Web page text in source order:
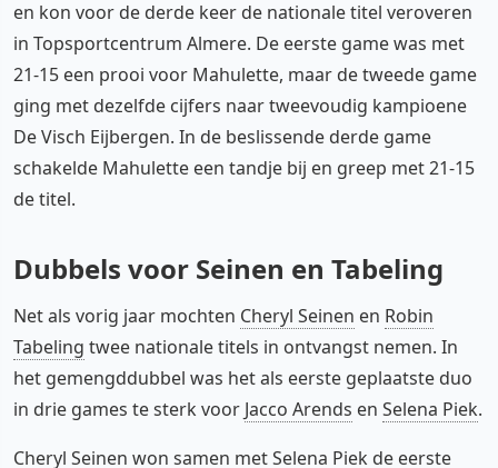
en kon voor de derde keer de nationale titel veroveren
in Topsportcentrum Almere. De eerste game was met
21-15 een prooi voor Mahulette, maar de tweede game
ging met dezelfde cijfers naar tweevoudig kampioene
De Visch Eijbergen. In de beslissende derde game
schakelde Mahulette een tandje bij en greep met 21-15
de titel.
Dubbels voor Seinen en Tabeling
Net als vorig jaar mochten Cheryl Seinen en Robin
Tabeling twee nationale titels in ontvangst nemen. In
het gemengddubbel was het als eerste geplaatste duo
in drie games te sterk voor Jacco Arends en Selena Piek.
Cheryl Seinen won samen met Selena Piek de eerste